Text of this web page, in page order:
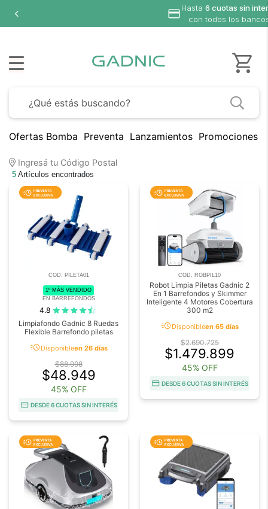
Hasta 6 cuotas sin
con todos los
Ofertas Bomba Preventa Lanzamientos Promociones
Ingresá tu Código Postal
5 Artículos encontrados
COD. PILETA01
1º MÁS VENDIDO
EN BARREFONDOS
4.8
Limpiafondo Gadnic 8 Ruedas
Flexible Barrefondo piletas
acuteDisponibleen 26 días
$88.998
$48.949
45% OFF
DESDE 6 CUOTAS SIN INTERÉS
COD. ROBPIL10
Robot Limpia Piletas Gadnic 2
En 1 Barrefondos y Skimmer
Inteligente 4 Motores Cobertura
300 m2
acuteDisponibleen 65 días
$2.690.725
$1.479.899
45% OFF
DESDE 6 CUOTAS SIN INTERÉS